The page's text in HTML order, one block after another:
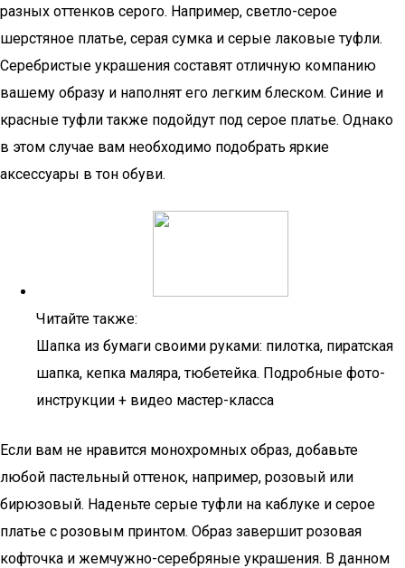
разных оттенков серого. Например, светло-серое
шерстяное платье, серая сумка и серые лаковые туфли.
Серебристые украшения составят отличную компанию
вашему образу и наполнят его легким блеском. Синие и
красные туфли также подойдут под серое платье. Однако
в этом случае вам необходимо подобрать яркие
аксессуары в тон обуви.
Читайте также:
Шапка из бумаги своими руками: пилотка, пиратская
шапка, кепка маляра, тюбетейка. Подробные фото-
инструкции + видео мастер-класса
Если вам не нравится монохромных образ, добавьте
любой пастельный оттенок, например, розовый или
бирюзовый. Наденьте серые туфли на каблуке и серое
платье с розовым принтом. Образ завершит розовая
кофточка и жемчужно-серебряные украшения. В данном